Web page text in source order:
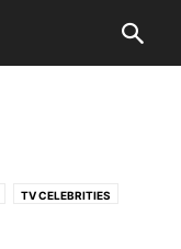
TV CELEBRITIES